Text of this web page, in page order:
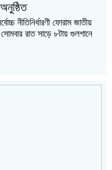
নীতিনির্ধারণী ফোরাম জাতীয়
রাত সাড়ে ৮টায় গুলশানে